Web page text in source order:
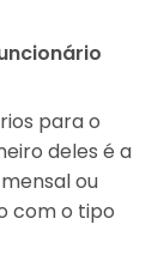
para o
deles é a
ou
com o tipo